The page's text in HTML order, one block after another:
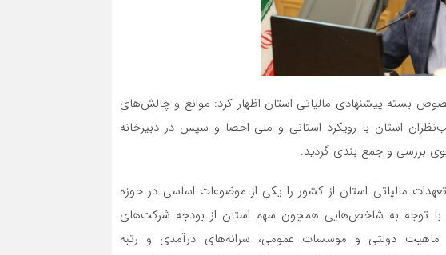
بسته پیشنهادی مالیاتی استان اظهار کرد: موانع و چالش‌های
استان با رویکرد استانی و ملی احصا و سپس در دبیرخانه
و جمع بندی گردید.
مالیاتی استان از کشور را یکی از موضوعات اساسی در حوزه
با توجه به شاخص‌‌هایی همچون سهم استان از بودجه‌ شرکت‌های
دولتی و موسسات عمومی، سرانه‌های درآمدی و رتبه